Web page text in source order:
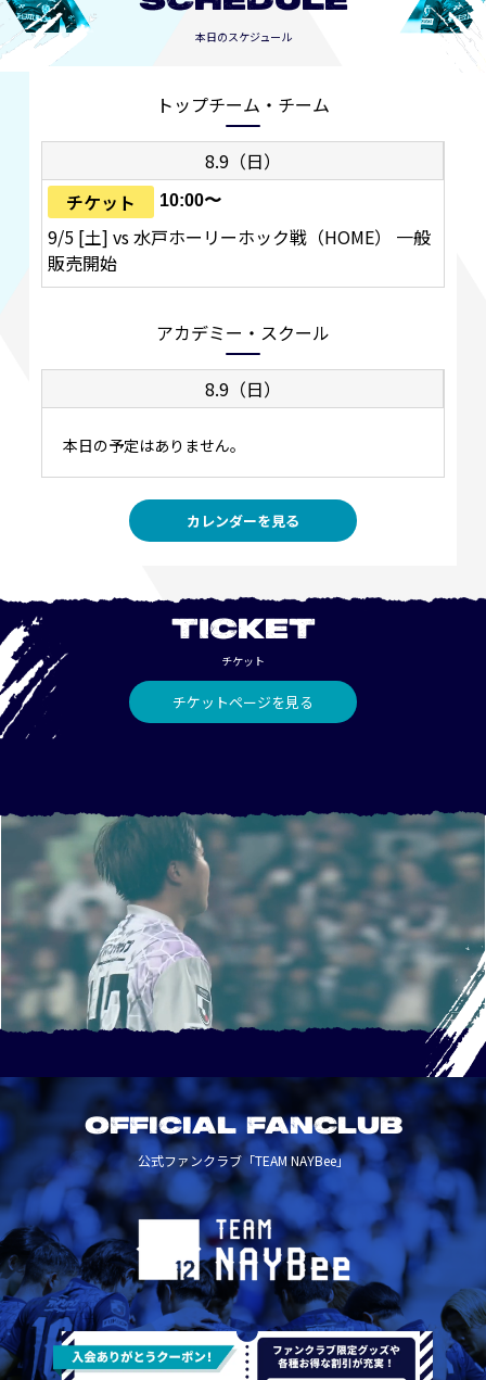
本日のスケジュール
トップチーム・チーム
8.9（日）
チケット
10:00〜
9/5 [土] vs 水戸ホーリーホック戦（HOME） 一般
販売開始
アカデミー・スクール
8.9（日）
本日の予定はありません。
カレンダーを見る
TICKET
チケット
チケットページを見る
OFFICIAL FANCLUB
公式ファンクラブ「TEAM NAYBee」